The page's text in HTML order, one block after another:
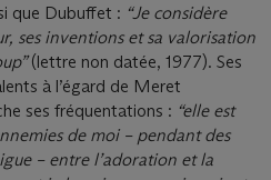
que Dubuffet : “Je considère
ses inventions et sa valorisation
(lettre non datée, 1977). Ses
à l’égard de Meret
ses fréquentations : “elle est
de moi – pendant des
– entre l’adoration et la